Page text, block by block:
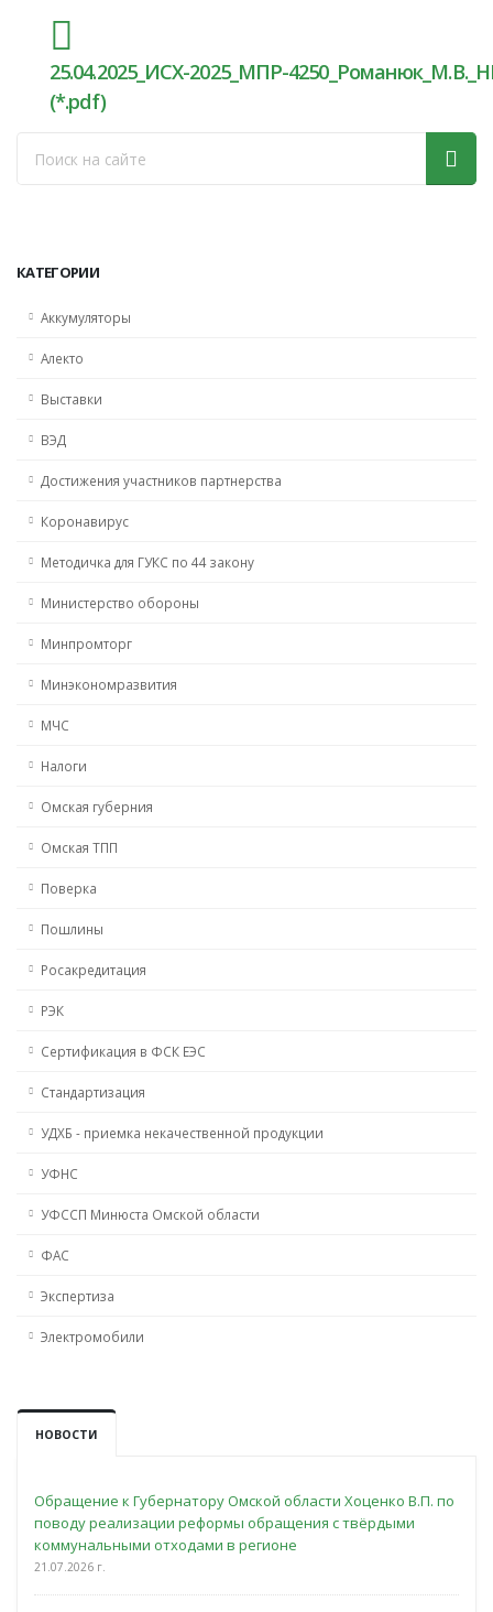
25.04.2025_ИСХ-2025_МПР-
(*.pdf)
КАТЕГОРИИ
Аккумуляторы
Алекто
Выставки
ВЭД
Достижения участников партнерства
Коронавирус
Методичка для ГУКС по 44 закону
Министерство обороны
Минпромторг
Минэкономразвития
МЧС
Налоги
Омская губерния
Омская ТПП
Поверка
Пошлины
Росакредитация
РЭК
Сертификация в ФСК ЕЭС
Стандартизация
УДХБ - приемка некачественной продукции
УФНС
УФССП Минюста Омской области
ФАС
Экспертиза
Электромобили
НОВОСТИ
Обращение к Губернатору Омской области Хоценко В.П. по
поводу реализации реформы обращения с твёрдыми
коммунальными отходами в регионе
21.07.2026 г.